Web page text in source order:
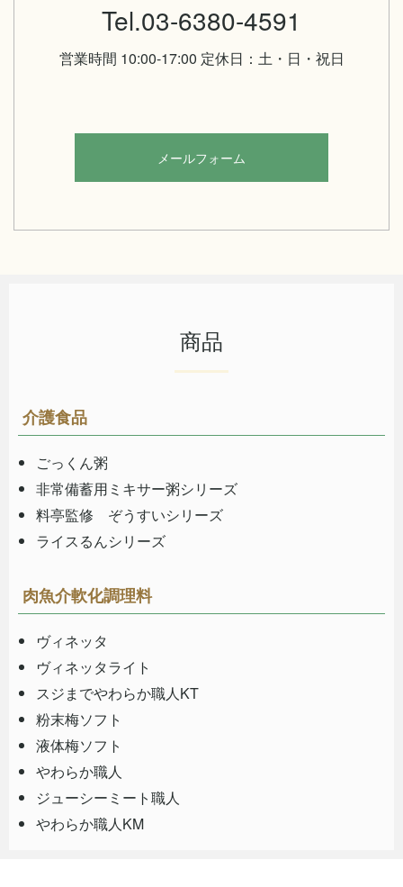
Tel.03-6380-4591
営業時間 10:00-17:00 定休日：土・日・祝日
メールフォーム
商品
介護食品
ごっくん粥
非常備蓄用ミキサー粥シリーズ
料亭監修 ぞうすいシリーズ
ライスるんシリーズ
肉魚介軟化調理料
ヴィネッタ
ヴィネッタライト
スジまでやわらか職人KT
粉末梅ソフト
液体梅ソフト
やわらか職人
ジューシーミート職人
やわらか職人KM